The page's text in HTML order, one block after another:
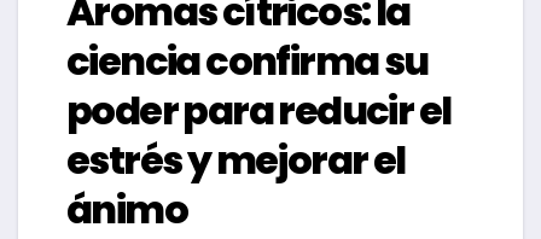
Aromas cítricos: la
ciencia confirma su
poder para reducir el
estrés y mejorar el
ánimo